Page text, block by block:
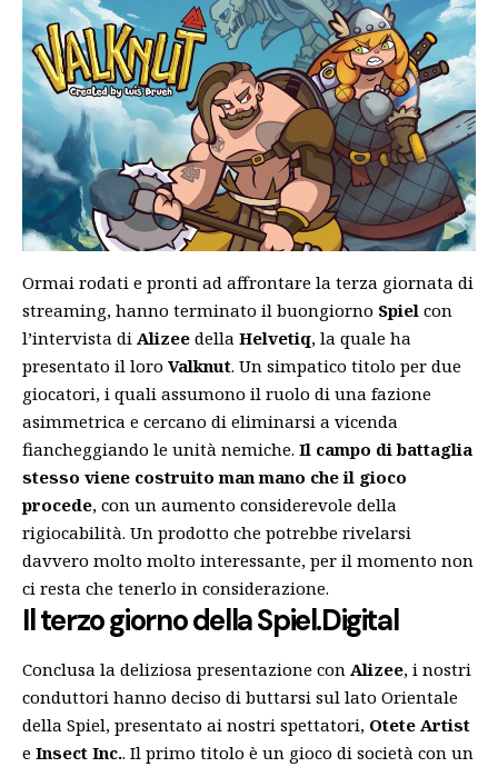
Ormai rodati e pronti ad affrontare la terza giornata di
streaming, hanno terminato il buongiorno Spiel con
l’intervista di Alizee della Helvetiq, la quale ha
presentato il loro Valknut. Un simpatico titolo per due
giocatori, i quali assumono il ruolo di una fazione
asimmetrica e cercano di eliminarsi a vicenda
fiancheggiando le unità nemiche. Il campo di battaglia
stesso viene costruito man mano che il gioco
procede, con un aumento considerevole della
rigiocabilità. Un prodotto che potrebbe rivelarsi
davvero molto molto interessante, per il momento non
ci resta che tenerlo in considerazione.
Il terzo giorno della Spiel.Digital
Conclusa la deliziosa presentazione con Alizee, i nostri
conduttori hanno deciso di buttarsi sul lato Orientale
della Spiel, presentato ai nostri spettatori, Otete Artist
e Insect Inc.. Il primo titolo è un gioco di società con un